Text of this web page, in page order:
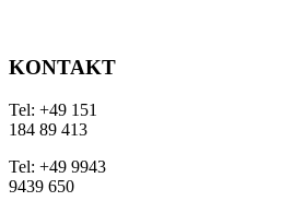
KONTAKT
Tel: +49 151
184 89 413
Tel: +49 9943
9439 650